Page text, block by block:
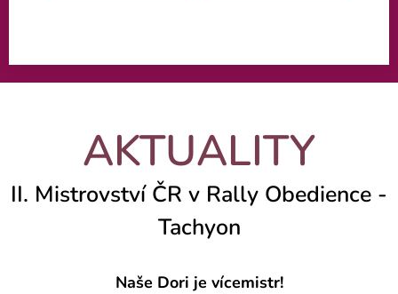
AKTUALITY
II. Mistrovství ČR v Rally Obedience -
Tachyon
Naše Dori je vícemistr!